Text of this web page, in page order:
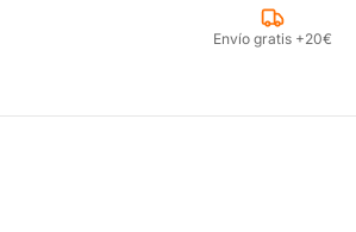
Envío gratis +20€